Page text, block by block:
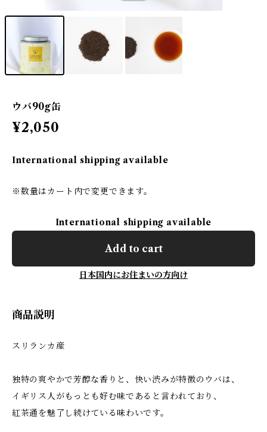
ウバ90g缶
¥2,050
International shipping available
※数量はカート内で変更できます。
International shipping available
Add to cart
日本国内にお住まいの方向け
商品説明
スリランカ産
独特の爽やかで芳醇な香りと、快い渋みが特徴のウバは、
イギリス人がもっとも好む味であると言われており、
紅茶通を魅了し続けている味わいです。